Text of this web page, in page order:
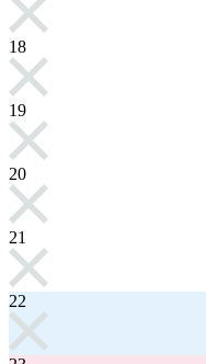
18
19
20
21
22